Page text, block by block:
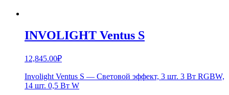
INVOLIGHT Ventus S
12,845.00₽
Involight Ventus S — Световой эффект, 3 шт. 3 Вт RGBW,
14 шт. 0,5 Вт W